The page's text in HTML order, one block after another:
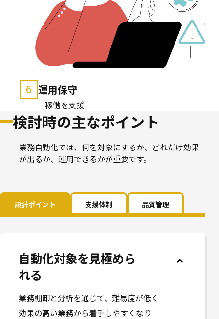
6 運用保守
稼働を支援
検討時の主なポイント
業務自動化では、何を対象にするか、どれだけ効果
が出るか、運用できるかが重要です。
設計ポイント 支援体制 品質管理
自動化対象を見極めら
れる
業務棚卸と分析を通じて、難易度が低く
効果の高い業務から着手しやすくなり
専門コンサルタントが
入る
AIやITツールの専門コンサルタントが、
ヒアリング、プロンプト作成やITツール
エラー要因を先に潰し
やすい
システム環境に依存するエラー要因を
抽出し、対処方法をマニュアル化して